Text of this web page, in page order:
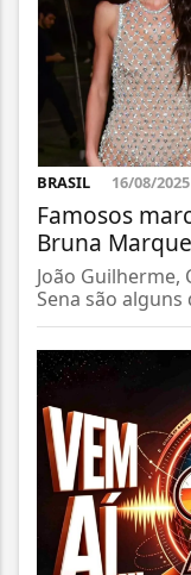
BRASIL 16/08/2025
Famosos
Bruna
João
Sena são